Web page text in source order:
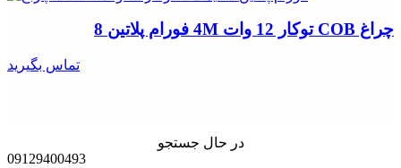
چراغ COB توکار 12 وات 4M فورام پلاتین 8
تماس بگیرید
در حال جستجو
09129400493